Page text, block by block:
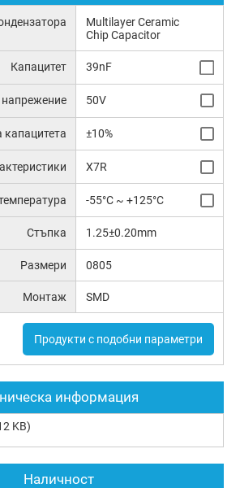
Multilayer Ceramic
Chip Capacitor
Капацитет 39nF
50V
капацитета ±10%
X7R
-55°C ~ +125°C
Стъпка 1.25±0.20mm
Размери 0805
Монтаж SMD
Продукти с подобни параметри
информация
KB)
Наличност